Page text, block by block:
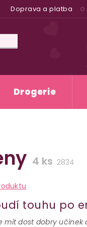
Doprava a platba
Drogerie
4 ks 2834
touhu po
mit dost dobry